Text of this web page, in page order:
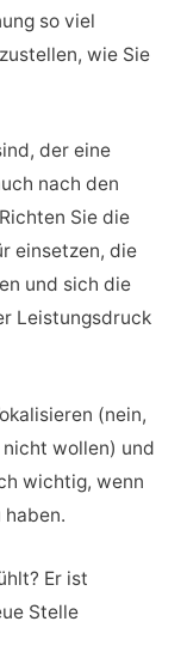
so viel
wie Sie
der eine
nach den
Sie die
einsetzen, die
und sich die
Leistungsdruck
(nein,
nicht wollen) und
wichtig, wenn
haben.
Er ist
Stelle